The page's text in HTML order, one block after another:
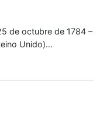
de octubre de 1784 –
Unido)…